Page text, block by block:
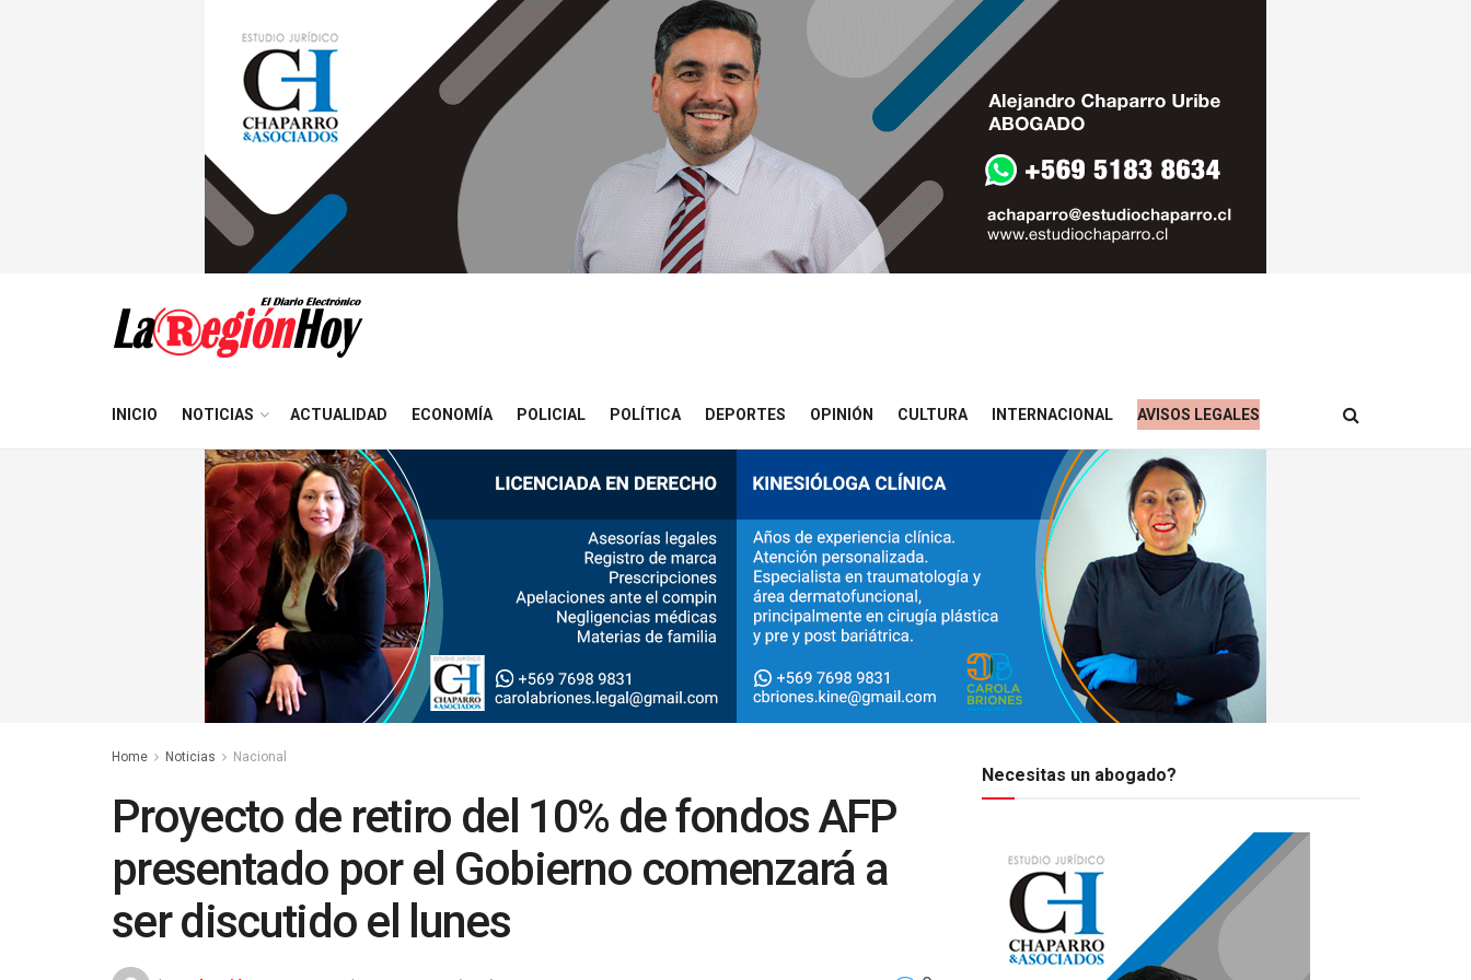
INICIO NOTICIAS ACTUALIDAD ECONOMÍA POLICIAL POLÍTICA DEPORTES OPINIÓN CULTURA INTERNACIONAL AVISOS LEGALES
Home Noticias Nacional
Proyecto de retiro del 10% de fondos AFP
presentado por el Gobierno comenzará a
ser discutido el lunes
Necesitas un abogado?